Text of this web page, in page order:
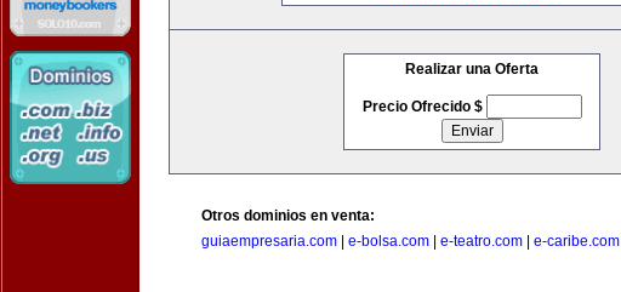
Realizar una Oferta
Precio Ofrecido $
Otros dominios en venta:
guiaempresaria.com
e-bolsa.com e-teatro.com e-caribe.com